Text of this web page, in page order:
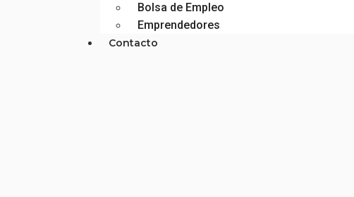
Bolsa de Empleo
Emprendedores
Contacto